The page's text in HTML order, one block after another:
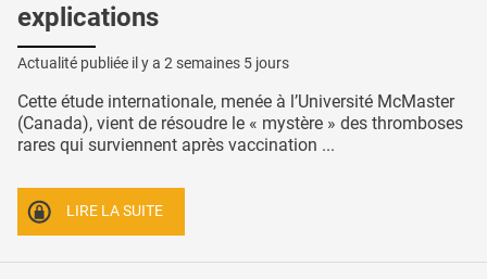
explications
Actualité publiée il y a 2 semaines 5 jours
Cette étude internationale, menée à l’Université McMaster
(Canada), vient de résoudre le « mystère » des thromboses
rares qui surviennent après vaccination ...
LIRE LA SUITE